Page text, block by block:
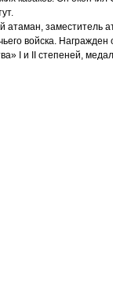
заместитель
войска.
I и II степеней,